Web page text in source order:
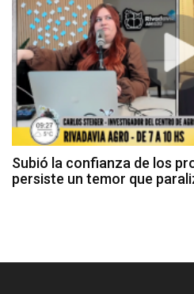
Subió la confianza de los
persiste un temor que